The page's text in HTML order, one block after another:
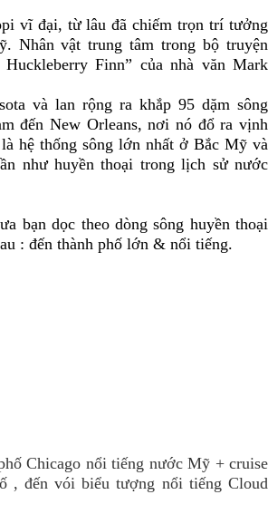
vĩ đại, từ lâu đã chiếm trọn trí tưởng
Nhân vật trung tâm trong bộ truyện
Huckleberry Finn” của nhà văn Mark
và lan rộng ra khắp 95 dặm sông
đến New Orleans, nơi nó đổ ra vịnh
hệ thống sông lớn nhất ở Bắc Mỹ và
như huyền thoại trong lịch sử nước
bạn dọc theo dòng sông huyền thoại
: đến thành phố lớn & nổi tiếng.
Chicago nổi tiếng nước Mỹ + cruise
, đến vói biểu tượng nổi tiếng Cloud